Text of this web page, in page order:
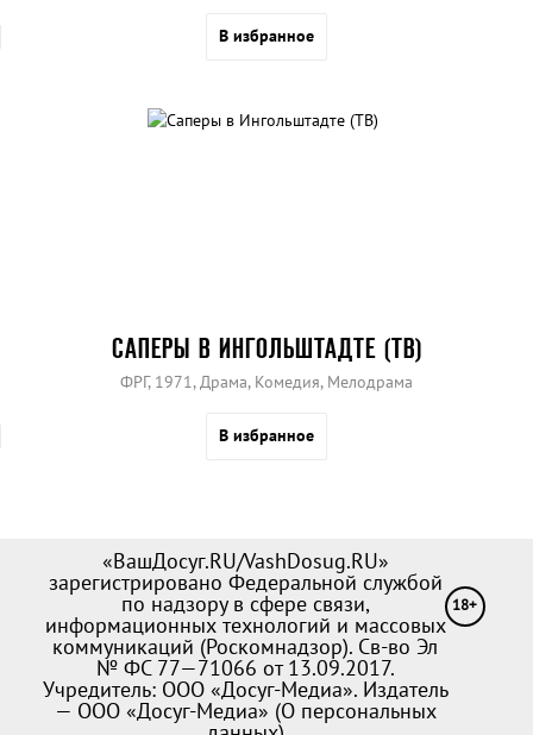
В избранное
САПЕРЫ В ИНГОЛЬШТАДТЕ (ТВ)
ФРГ, 1971, Драма, Комедия, Мелодрама
В избранное
«ВашДосуг.RU/VashDosug.RU»
зарегистрировано Федеральной службой
по надзору в сфере связи,
информационных технологий и массовых
коммуникаций (Роскомнадзор). Св-во Эл
№ ФС 77—71066 от 13.09.2017.
Учредитель: ООО «Досуг-Медиа». Издатель
— ООО «Досуг-Медиа» (О персональных
18+